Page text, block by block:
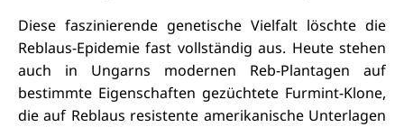
Diese faszinierende genetische Vielfalt löschte die
Reblaus-Epidemie fast vollständig aus. Heute stehen
auch in Ungarns modernen Reb-Plantagen auf
bestimmte Eigenschaften gezüchtete Furmint-Klone,
die auf Reblaus resistente amerikanische Unterlagen